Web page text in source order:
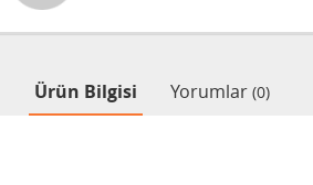
Ürün Bilgisi Yorumlar (0)